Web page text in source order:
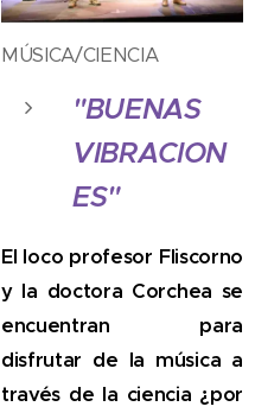
MÚSICA/CIENCIA
"BUENAS
VIBRACION
ES"
El loco profesor Fliscorno
y la doctora Corchea se
encuentran para
disfrutar de la música a
través de la ciencia ¿por